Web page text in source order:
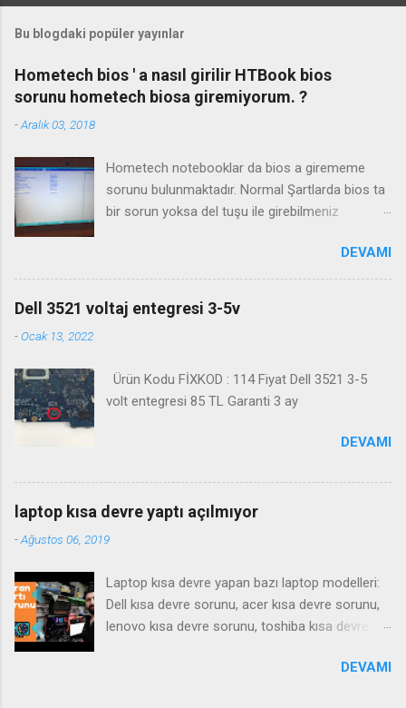
Bu blogdaki popüler yayınlar
Hometech bios ' a nasıl girilir HTBook bios
sorunu hometech biosa giremiyorum. ?
-Aralık 03, 2018
Hometech notebooklar da bios a girememe
sorunu bulunmaktadır. Normal Şartlarda bios ta
bir sorun yoksa del tuşu ile girebilmeniz
yaramaktadır. Biosa girme videosu izleyin
Kanalimiza abone olmayı unutmayın
DEVAMI
Dell 3521 voltaj entegresi 3-5v
-Ocak 13, 2022
Ürün Kodu FİXKOD : 114 Fiyat Dell 3521 3-5
volt entegresi 85 TL Garanti 3 ay
DEVAMI
laptop kısa devre yaptı açılmıyor
-Ağustos 06, 2019
Laptop kısa devre yapan bazı laptop modelleri:
Dell kısa devre sorunu, acer kısa devre sorunu,
lenovo kısa devre sorunu, toshiba kısa devre
kısa devre yaparsa ne gibi bir arıza yapar , tamiri
DEVAMI